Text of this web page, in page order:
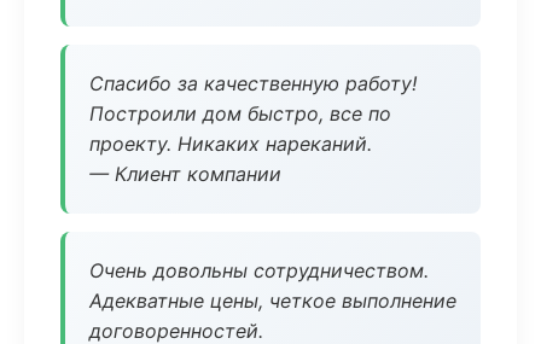
Спасибо за качественную работу!
Построили дом быстро, все по
проекту. Никаких нареканий.
— Клиент компании
Очень довольны сотрудничеством.
Адекватные цены, четкое выполнение
договоренностей.